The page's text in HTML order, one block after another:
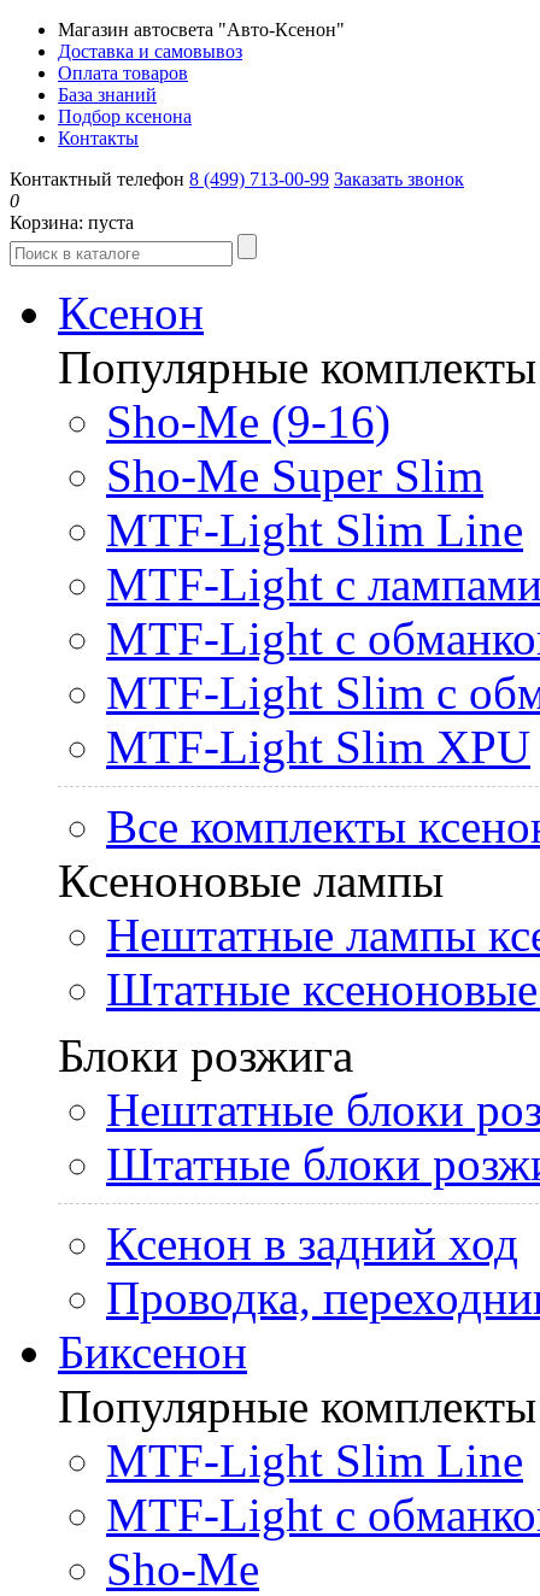
Магазин автосвета "Авто-Ксенон"
Доставка и самовывоз
Оплата товаров
База знаний
Подбор ксенона
Контакты
Контактный телефон 8 (499) 713-00-99 Заказать звонок
0
Корзина: пуста
Ксенон
Популярные комплекты
Sho-Me (9-16)
Sho-Me Super Slim
MTF-Light Slim Line
MTF-Light с
MTF-Light с
MTF-Light Slim с
MTF-Light Slim XPU
Все комплекты
Ксеноновые лампы
Нештатные лампы
Штатные
Блоки розжига
Нештатные блоки
Штатные блоки
Ксенон в задний ход
Проводка,
Биксенон
Популярные комплекты
MTF-Light Slim Line
MTF-Light с
Sho-Me